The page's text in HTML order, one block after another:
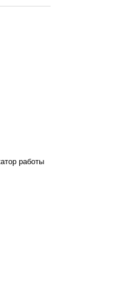
работы